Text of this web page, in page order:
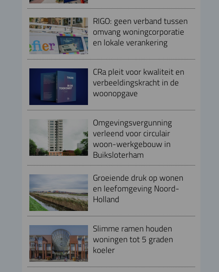
RIGO: geen verband tussen
omvang woningcorporatie
en lokale verankering
CRa pleit voor kwaliteit en
verbeeldingskracht in de
woonopgave
Omgevingsvergunning
verleend voor circulair
woon-werkgebouw in
Buiksloterham
Groeiende druk op wonen
en leefomgeving Noord-
Holland
Slimme ramen houden
woningen tot 5 graden
koeler